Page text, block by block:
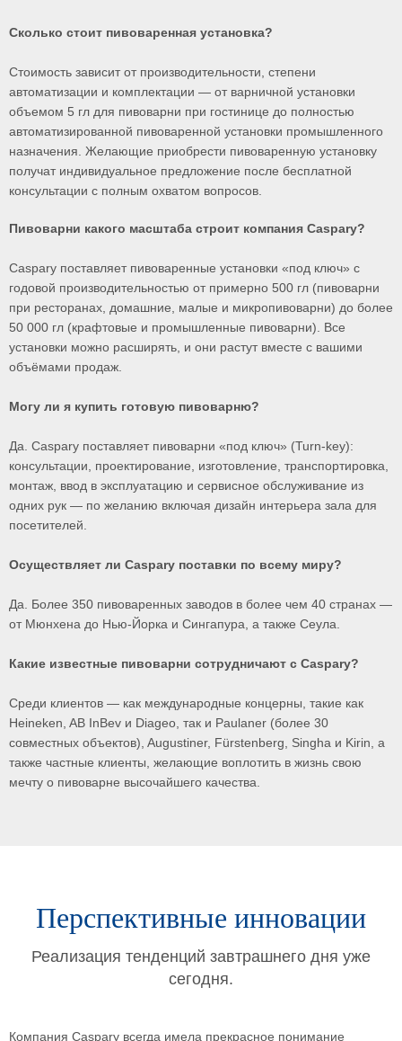
Сколько стоит пивоваренная установка?
Стоимость зависит от производительности, степени
автоматизации и комплектации — от варничной установки
объемом 5 гл для пивоварни при гостинице до полностью
автоматизированной пивоваренной установки промышленного
назначения. Желающие приобрести пивоваренную установку
получат индивидуальное предложение после бесплатной
консультации с полным охватом вопросов.
Пивоварни какого масштаба строит компания Caspary?
Caspary поставляет пивоваренные установки «под ключ» с
годовой производительностью от примерно 500 гл (пивоварни
при ресторанах, домашние, малые и микропивоварни) до более
50 000 гл (крафтовые и промышленные пивоварни). Все
установки можно расширять, и они растут вместе с вашими
объёмами продаж.
Могу ли я купить готовую пивоварню?
Да. Caspary поставляет пивоварни «под ключ» (Turn-key):
консультации, проектирование, изготовление, транспортировка,
монтаж, ввод в эксплуатацию и сервисное обслуживание из
одних рук — по желанию включая дизайн интерьера зала для
посетителей.
Осуществляет ли Caspary поставки по всему миру?
Да. Более 350 пивоваренных заводов в более чем 40 странах —
от Мюнхена до Нью-Йорка и Сингапура, а также Сеула.
Какие известные пивоварни сотрудничают с Caspary?
Среди клиентов — как международные концерны, такие как
Heineken, AB InBev и Diageo, так и Paulaner (более 30
совместных объектов), Augustiner, Fürstenberg, Singha и Kirin, а
также частные клиенты, желающие воплотить в жизнь свою
мечту о пивоварне высочайшего качества.
Перспективные инновации
Реализация тенденций завтрашнего дня уже
сегодня.
Компания Caspary всегда имела прекрасное понимание